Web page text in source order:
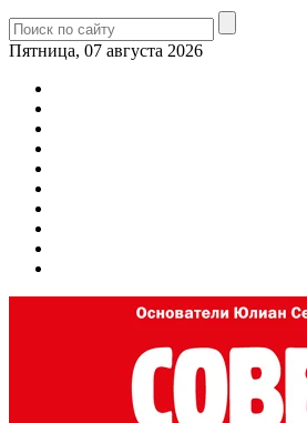
Пятница, 07 августа 2026